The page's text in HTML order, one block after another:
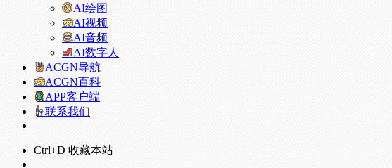
AI绘图
AI视频
AI音频
AI数字人
ACGN导航
ACGN百科
APP客户端
联系我们
Ctrl+D 收藏本站